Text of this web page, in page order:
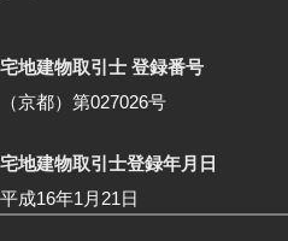
宅地建物取引士 登録番号
（京都）第027026号
宅地建物取引士登録年月日
平成16年1月21日